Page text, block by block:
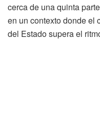
cerca de una quinta
en un contexto donde el
del Estado supera el